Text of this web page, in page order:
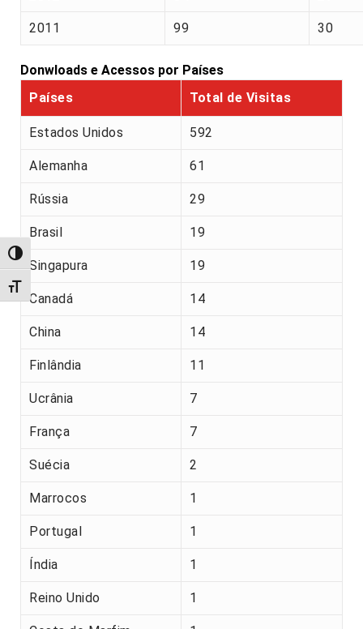
Alternar alto contraste
Alternar tamanho da fonte
2011 99 30
Donwloads e Acessos por Países
Países
Total de Visitas
Estados Unidos 592
Alemanha 61
Rússia 29
Brasil 19
Singapura 19
Canadá 14
China 14
Finlândia 11
Ucrânia 7
França 7
Suécia 2
Marrocos 1
Portugal 1
Índia 1
Reino Unido 1